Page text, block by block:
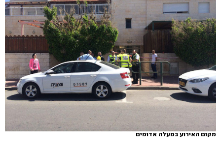
מקום האירוע במעלה אדומים